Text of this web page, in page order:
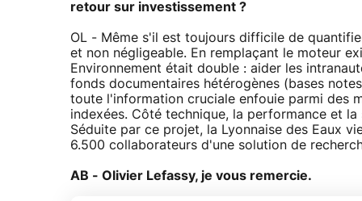
retour sur investissement ?
OL - Même s'il est toujours difficile de
et non négligeable. En remplaçant le moteur
Environnement était double : aider les
fonds documentaires hétérogènes (bases
toute l'information cruciale enfouie parmi des
indexées. Côté technique, la performance et
Séduite par ce projet, la Lyonnaise des Eaux
6.500 collaborateurs d'une solution de
AB - Olivier Lefassy, je vous remercie.